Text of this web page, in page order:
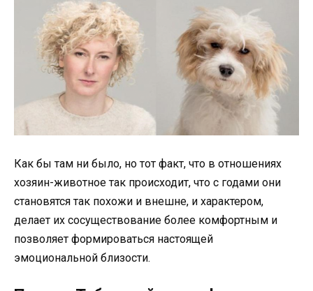
Как бы там ни было, но тот факт, что в отношениях
хозяин-животное так происходит, что с годами они
становятся так похожи и внешне, и характером,
делает их сосуществование более комфортным и
позволяет формироваться настоящей
эмоциональной близости.